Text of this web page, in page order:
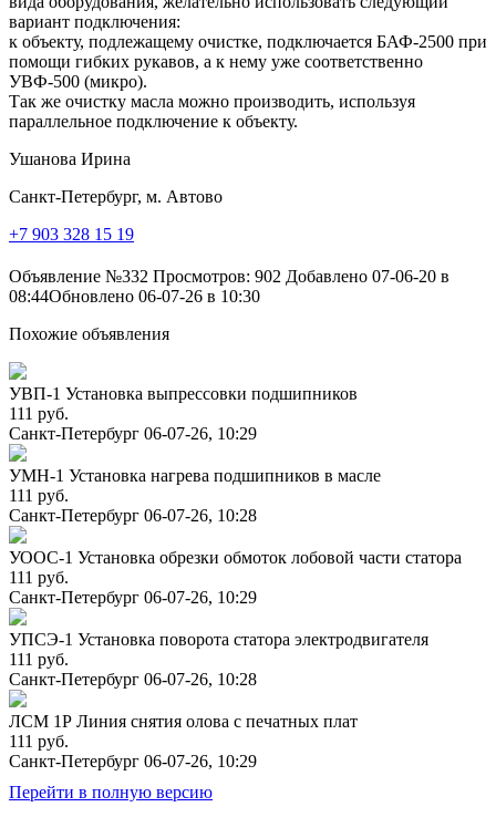
вариант подключения:
к объекту, подлежащему очистке, подключается БАФ-2500 при
помощи гибких рукавов, а к нему уже соответственно
УВФ-500 (микро).
Так же очистку масла можно производить, используя
параллельное подключение к объекту.
Ушанова Ирина
Санкт-Петербург, м. Автово
+7 903 328 15 19
Объявление №332 Просмотров: 902 Добавлено 07-06-20 в
08:44Обновлено 06-07-26 в 10:30
Похожие объявления
УВП-1 Установка выпрессовки подшипников
111 руб.
Санкт-Петербург 06-07-26, 10:29
УМН-1 Установка нагрева подшипников в масле
111 руб.
Санкт-Петербург 06-07-26, 10:28
УООС-1 Установка обрезки обмоток лобовой части статора
111 руб.
Санкт-Петербург 06-07-26, 10:29
УПСЭ-1 Установка поворота статора электродвигателя
111 руб.
Санкт-Петербург 06-07-26, 10:28
ЛСМ 1Р Линия снятия олова с печатных плат
111 руб.
Санкт-Петербург 06-07-26, 10:29
Перейти в полную версию